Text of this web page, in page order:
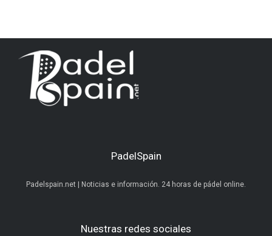
PadelSpain
Padelspain.net | Noticias e información. 24 horas de pádel online.
Nuestras redes sociales